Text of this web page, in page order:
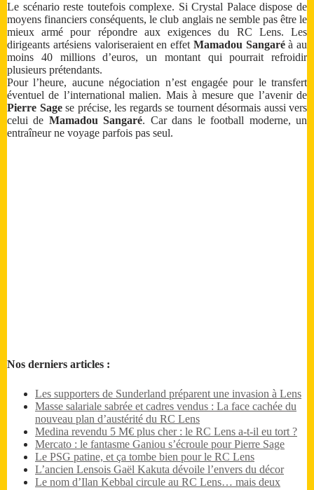
Le scénario reste toutefois complexe. Si Crystal Palace dispose de
moyens financiers conséquents, le club anglais ne semble pas être le
mieux armé pour répondre aux exigences du RC Lens. Les
dirigeants artésiens valoriseraient en effet Mamadou Sangaréà au
moins 40 millions d’euros, un montant qui pourrait refroidir
plusieurs prétendants.
Pour l’heure, aucune négociation n’est engagée pour le transfert
éventuel de l’international malien. Mais à mesure que l’avenir de
Pierre Sagese précise, les regards se tournent désormais aussi vers
celui de Mamadou Sangaré. Car dans le football moderne, un
entraîneur ne voyage parfois pas seul.
Nos derniers articles :
Les supporters de Sunderland préparent une invasion à Lens
Masse salariale sabrée et cadres vendus : La face cachée du
nouveau plan d’austérité du RC Lens
Medina revendu 5 M€ plus cher : le RC Lens a-t-il eu tort ?
Mercato : le fantasme Ganiou s’écroule pour Pierre Sage
Le PSG patine, et ça tombe bien pour le RC Lens
L’ancien Lensois Gaël Kakuta dévoile l’envers du décor
Le nom d’Ilan Kebbal circule au RC Lens… mais deux